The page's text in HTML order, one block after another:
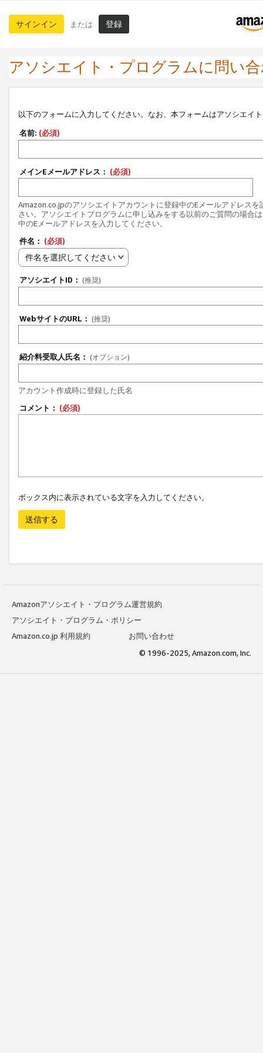
サインイン または 登録
アソシエイト・プログラムに問い
以下のフォームに入力してください。なお、本フォームはアソシエイ
名前: (必須)
メインEメールアドレス： (必須)
Amazon.co.jpのアソシエイトアカウントに登録中のEメールアドレスを
さい。アソシエイトプログラムに申し込みをする以前のご質問の場合
中のEメールアドレスを入力してください。
件名： (必須)
件名を選択してください
アソシエイトID： (推奨)
WebサイトのURL： (推奨)
紹介料受取人氏名： (オプション)
アカウント作成時に登録した氏名
コメント： (必須)
ボックス内に表示されている文字を入力してください。
送信する
Amazonアソシエイト・プログラム運営規約
アソシエイト・プログラム・ポリシー
Amazon.co.jp 利用規約
お問い合わせ
© 1996-2025, Amazon.com, Inc.